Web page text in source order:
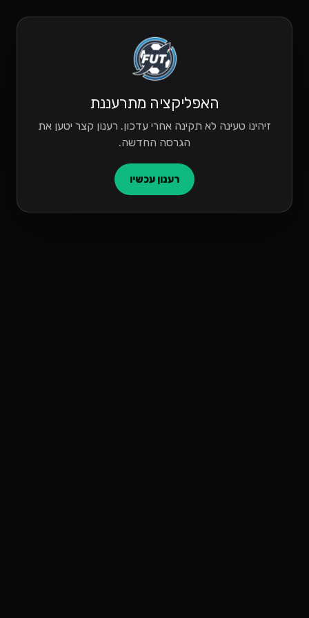
האפליקציה מתרעננת
זיהינו טעינה לא תקינה אחרי עדכון. רענון קצר יטען את
הגרסה החדשה.
רענון עכשיו